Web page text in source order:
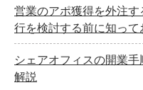
営業のアポ獲得を外注
行を検討する前に知っ
シェアオフィスの開業
解説